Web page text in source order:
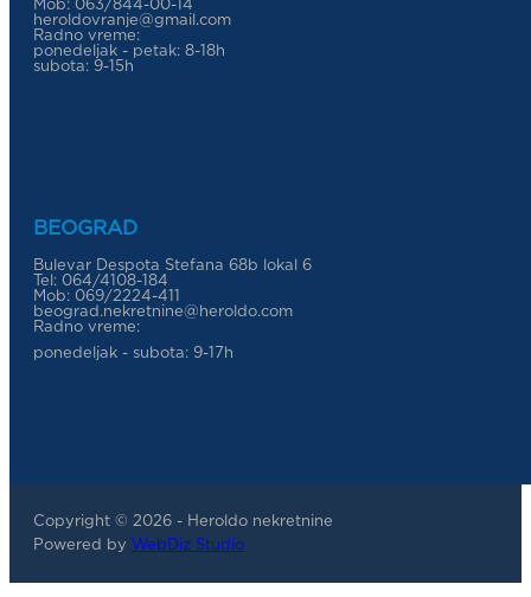
Mob: 063/844-00-14
heroldovranje@gmail.com
Radno vreme:
ponedeljak - petak: 8-18h
subota: 9-15h
BEOGRAD
Bulevar Despota Stefana 68b lokal 6
Tel: 064/4108-184
Mob: 069/2224-411
beograd.nekretnine@heroldo.com
Radno vreme:
ponedeljak - subota: 9-17h
Copyright © 2026 - Heroldo nekretnine
Powered by WebDiz Studio